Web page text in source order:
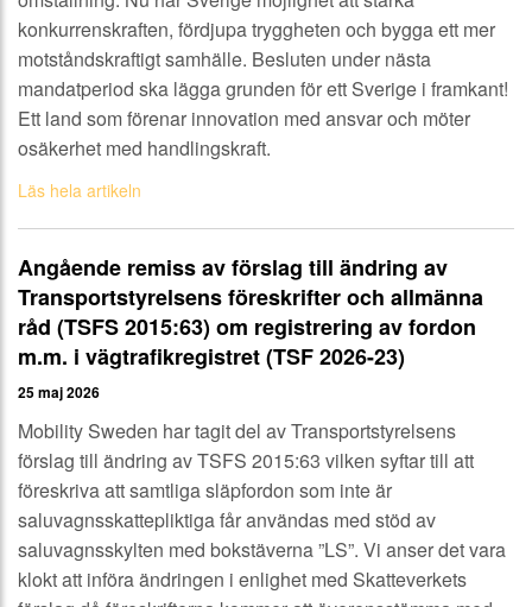
konkurrenskraften, fördjupa tryggheten och bygga ett mer
motståndskraftigt samhälle. Besluten under nästa
mandatperiod ska lägga grunden för ett Sverige i framkant!
Ett land som förenar innovation med ansvar och möter
osäkerhet med handlingskraft.
Läs hela artikeln
Angående remiss av förslag till ändring av
Transportstyrelsens föreskrifter och allmänna
råd (TSFS 2015:63) om registrering av fordon
m.m. i vägtrafikregistret (TSF 2026-23)
25 maj 2026
Mobility Sweden har tagit del av Transportstyrelsens
förslag till ändring av TSFS 2015:63 vilken syftar till att
föreskriva att samtliga släpfordon som inte är
saluvagnsskattepliktiga får användas med stöd av
saluvagnsskylten med bokstäverna ”LS”. Vi anser det vara
klokt att införa ändringen i enlighet med Skatteverkets